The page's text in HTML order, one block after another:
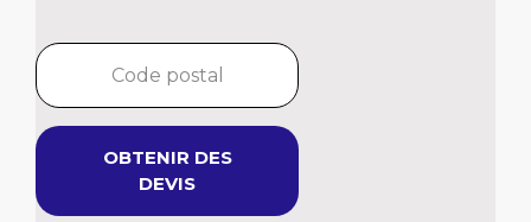
OBTENIR DES
DEVIS